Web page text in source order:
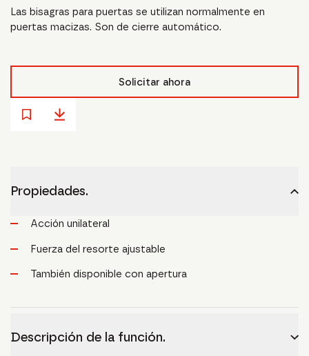
Las bisagras para puertas se utilizan normalmente en
puertas macizas. Son de cierre automático.
Solicitar ahora
Propiedades.
Acción unilateral
Fuerza del resorte ajustable
También disponible con apertura
Descripción de la función.